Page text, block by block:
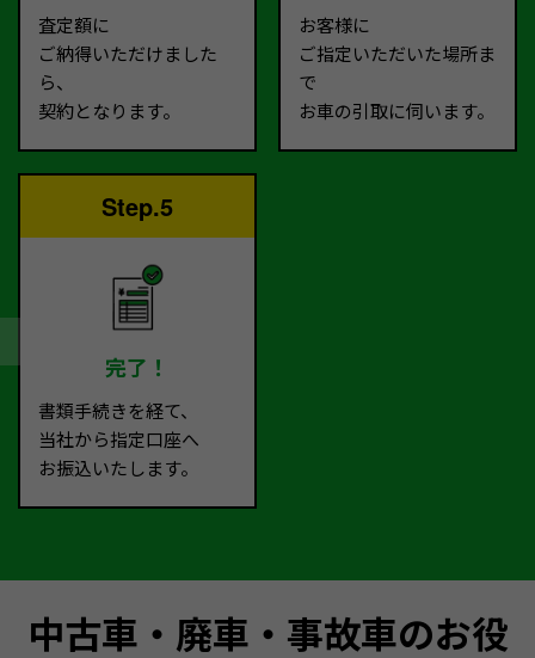
査定額に
ご納得いただけました
ら、
契約となります。
お客様に
ご指定いただいた場所ま
で
お車の引取に伺います。
Step.5
完了！
書類手続きを経て、
当社から指定口座へ
お振込いたします。
中古車・廃車・事故車のお役